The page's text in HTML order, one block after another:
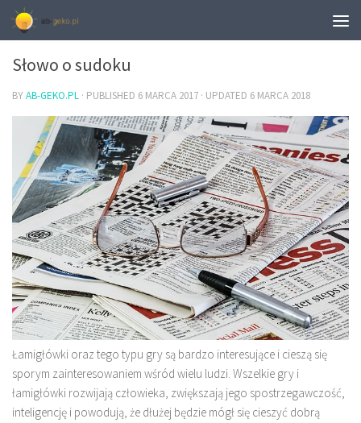
CIEKAWOSTKI
Słowo o sudoku
BYAB-GEKO.PL · PUBLISHED 6 MARCA 2017 · UPDATED 6 MARCA 2018
Łamigłówki oraz tego typu gry są bardzo interesujące i cieszą się
sporym zainteresowaniem wśród wielu ludzi. Wszelkie gry i
łamigłówki rozwijają człowieka, zwiększają jego spostrzegawczość,
inteligencję i powodują, że dłużej będzie mógł się cieszyć dobrą